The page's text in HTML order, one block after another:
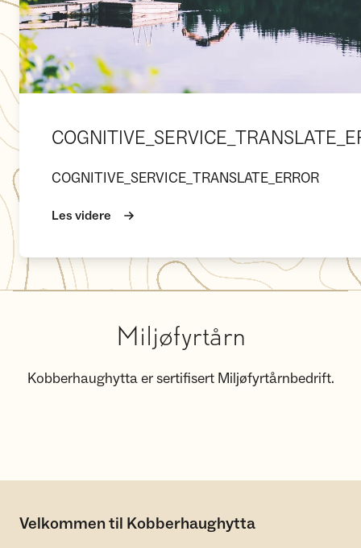
COGNITIVE_SERVICE_TRANSLATE_ERROR
Les videre
Miljøfyrtårn
Kobberhaughytta er sertifisert Miljøfyrtårnbedrift.
Velkommen til Kobberhaughytta